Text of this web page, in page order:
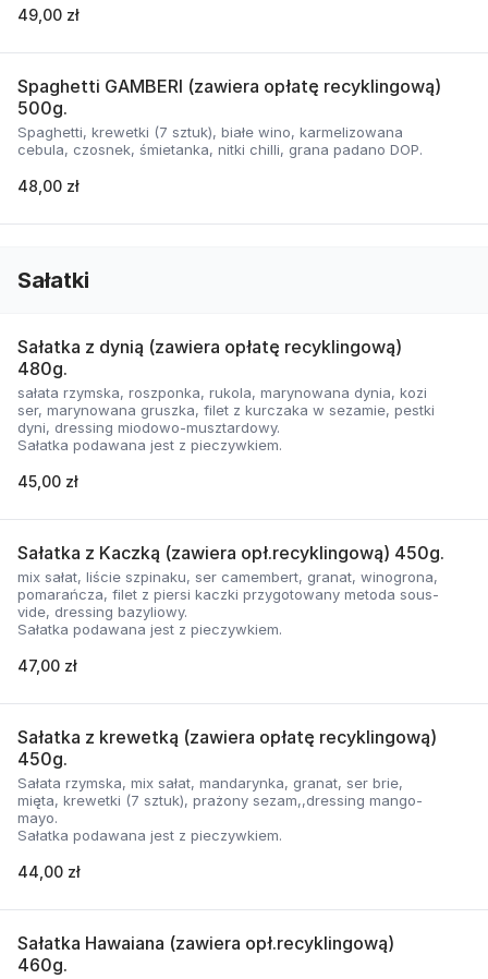
49,00 zł
Spaghetti GAMBERI (zawiera opłatę recyklingową)
500g.
Spaghetti, krewetki (7 sztuk), białe wino, karmelizowana
cebula, czosnek, śmietanka, nitki chilli, grana padano DOP.
48,00 zł
Sałatki
Sałatka z dynią (zawiera opłatę recyklingową)
480g.
sałata rzymska, roszponka, rukola, marynowana dynia, kozi
ser, marynowana gruszka, filet z kurczaka w sezamie, pestki
dyni, dressing miodowo-musztardowy.
Sałatka podawana jest z pieczywkiem.
45,00 zł
Sałatka z Kaczką (zawiera opł.recyklingową) 450g.
mix sałat, liście szpinaku, ser camembert, granat, winogrona,
pomarańcza, filet z piersi kaczki przygotowany metoda sous-
vide, dressing bazyliowy.
Sałatka podawana jest z pieczywkiem.
47,00 zł
Sałatka z krewetką (zawiera opłatę recyklingową)
450g.
Sałata rzymska, mix sałat, mandarynka, granat, ser brie,
mięta, krewetki (7 sztuk), prażony sezam,,dressing mango-
mayo.
Sałatka podawana jest z pieczywkiem.
44,00 zł
Sałatka Hawaiana (zawiera opł.recyklingową)
460g.